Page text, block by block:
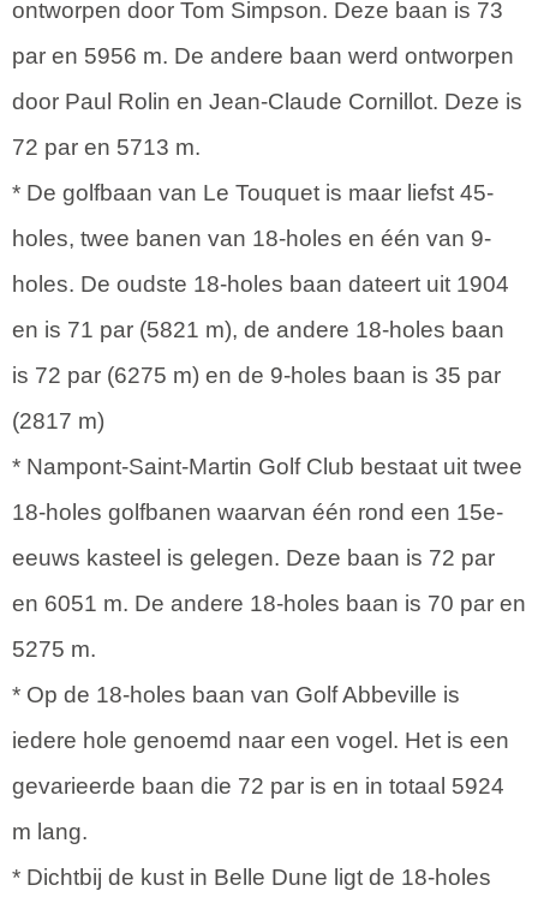
ontworpen door Tom Simpson. Deze baan is 73
par en 5956 m. De andere baan werd ontworpen
door Paul Rolin en Jean-Claude Cornillot. Deze is
72 par en 5713 m.
* De golfbaan van Le Touquet is maar liefst 45-
holes, twee banen van 18-holes en één van 9-
holes. De oudste 18-holes baan dateert uit 1904
en is 71 par (5821 m), de andere 18-holes baan
is 72 par (6275 m) en de 9-holes baan is 35 par
(2817 m)
* Nampont-Saint-Martin Golf Club bestaat uit twee
18-holes golfbanen waarvan één rond een 15e-
eeuws kasteel is gelegen. Deze baan is 72 par
en 6051 m. De andere 18-holes baan is 70 par en
5275 m.
* Op de 18-holes baan van Golf Abbeville is
iedere hole genoemd naar een vogel. Het is een
gevarieerde baan die 72 par is en in totaal 5924
m lang.
* Dichtbij de kust in Belle Dune ligt de 18-holes